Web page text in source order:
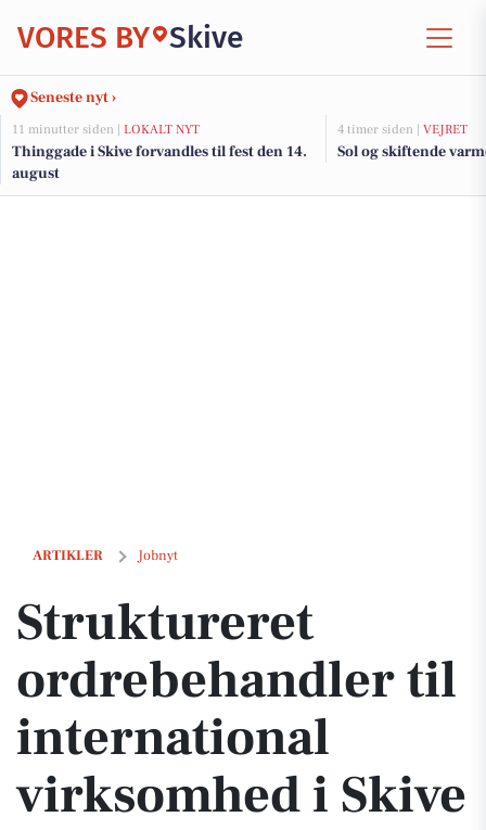
VORES BY Skive
Seneste nyt ›
11 minutter siden | LOKALT NYT
Thinggade i Skive forvandles til fest den 14.
august
4 timer siden | VEJRET
Sol og skiftende
ARTIKLER Jobnyt
Struktureret ordrebehandler til international virksomhed i Skive
Struktureret
ordrebehandler til
international
virksomhed i Skive